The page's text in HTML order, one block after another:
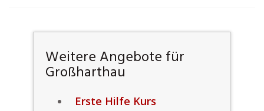
Weitere Angebote für
Großharthau
Erste Hilfe Kurs